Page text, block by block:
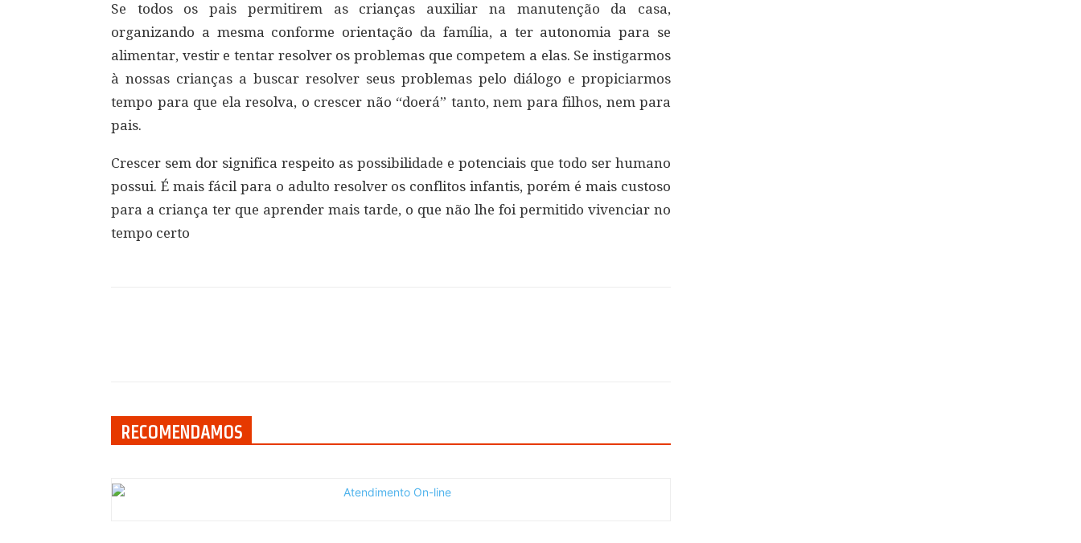
Se todos os pais permitirem as crianças auxiliar na manutenção da casa,
organizando a mesma conforme orientação da família, a ter autonomia para se
alimentar, vestir e tentar resolver os problemas que competem a elas. Se instigarmos
à nossas crianças a buscar resolver seus problemas pelo diálogo e propiciarmos
tempo para que ela resolva, o crescer não “doerá” tanto, nem para filhos, nem para
pais.
Crescer sem dor significa respeito as possibilidade e potenciais que todo ser humano
possui. É mais fácil para o adulto resolver os conflitos infantis, porém é mais custoso
para a criança ter que aprender mais tarde, o que não lhe foi permitido vivenciar no
tempo certo
RECOMENDAMOS